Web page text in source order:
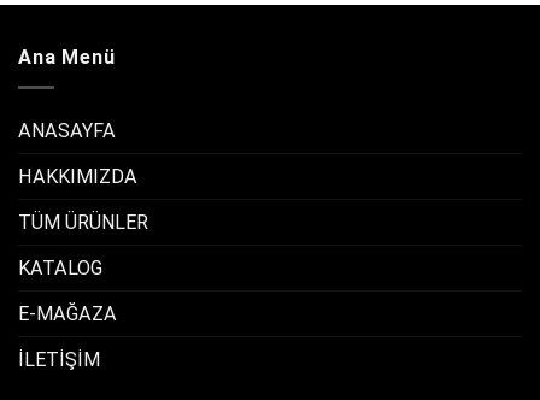
Ana Menü
ANASAYFA
HAKKIMIZDA
TÜM ÜRÜNLER
KATALOG
E-MAĞAZA
İLETİŞİM